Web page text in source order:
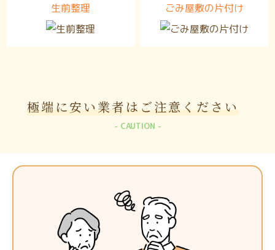
生前整理 ごみ屋敷の片付け
極端に安い業者は ご注意ください
CAUTION